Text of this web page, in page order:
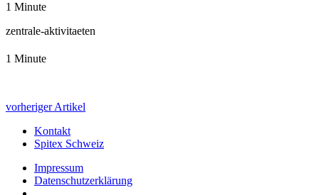
1 Minute
zentrale-aktivitaeten
1 Minute
vorheriger Artikel
Kontakt
Spitex Schweiz
Impressum
Datenschutzerklärung